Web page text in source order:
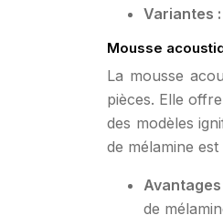
Variantes :
Mousse
La mousse
pièces. Elle
des modèles
de mélamine
Avantages
de